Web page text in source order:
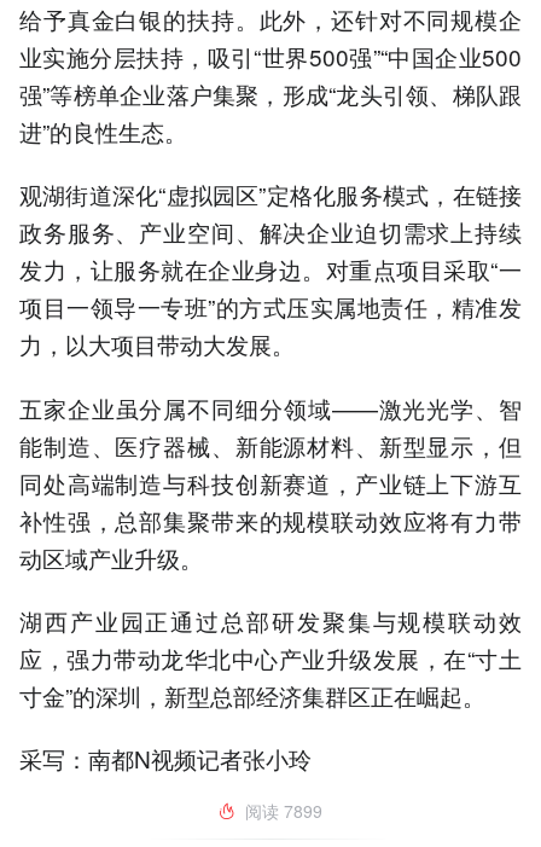
给予真金白银的扶持。此外，还针对不同规模企
业实施分层扶持，吸引“世界500强”“中国企业500
强”等榜单企业落户集聚，形成“龙头引领、梯队跟
进”的良性生态。
观湖街道深化“虚拟园区”定格化服务模式，在链接
政务服务、产业空间、解决企业迫切需求上持续
发力，让服务就在企业身边。对重点项目采取“一
项目一领导一专班”的方式压实属地责任，精准发
力，以大项目带动大发展。
五家企业虽分属不同细分领域——激光光学、智
能制造、医疗器械、新能源材料、新型显示，但
同处高端制造与科技创新赛道，产业链上下游互
补性强，总部集聚带来的规模联动效应将有力带
动区域产业升级。
湖西产业园正通过总部研发聚集与规模联动效
应，强力带动龙华北中心产业升级发展，在“寸土
寸金”的深圳，新型总部经济集群区正在崛起。
采写：南都N视频记者张小玲
阅读 7899